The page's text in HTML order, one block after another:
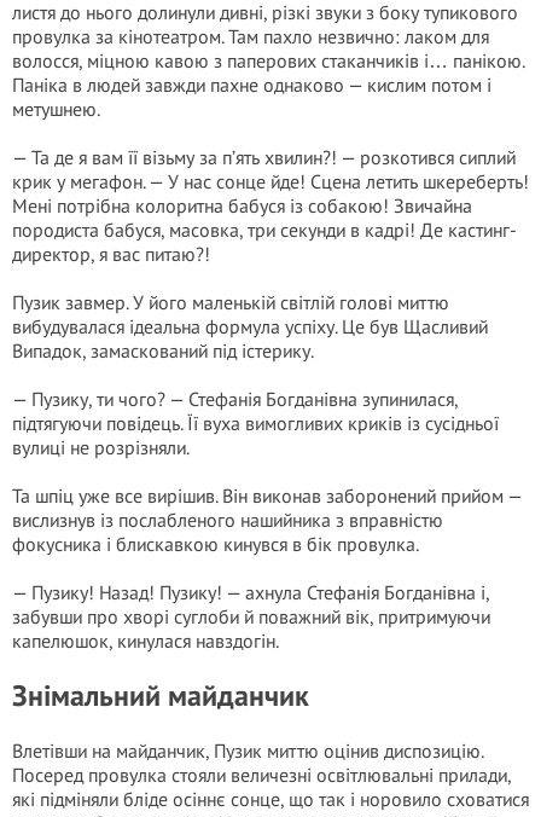
листя до нього долинули дивні, різкі звуки з боку тупикового
провулка за кінотеатром. Там пахло незвично: лаком для
волосся, міцною кавою з паперових стаканчиків і… панікою.
Паніка в людей завжди пахне однаково — кислим потом і
метушнею.
— Та де я вам її візьму за п’ять хвилин?! — розкотився сиплий
крик у мегафон. — У нас сонце йде! Сцена летить шкереберть!
Мені потрібна колоритна бабуся із собакою! Звичайна
породиста бабуся, масовка, три секунди в кадрі! Де кастинг-
директор, я вас питаю?!
Пузик завмер. У його маленькій світлій голові миттю
вибудувалася ідеальна формула успіху. Це був Щасливий
Випадок, замаскований під істерику.
— Пузику, ти чого? — Стефанія Богданівна зупинилася,
підтягуючи повідець. Її вуха вимогливих криків із сусідньої
вулиці не розрізняли.
Та шпіц уже все вирішив. Він виконав заборонений прийом —
вислизнув із послабленого нашийника з вправністю
фокусника і блискавкою кинувся в бік провулка.
— Пузику! Назад! Пузику! — ахнула Стефанія Богданівна і,
забувши про хворі суглоби й поважний вік, притримуючи
капелюшок, кинулася навздогін.
Знімальний майданчик
Влетівши на майданчик, Пузик миттю оцінив диспозицію.
Посеред провулка стояли величезні освітлювальні прилади,
які підміняли бліде осіннє сонце, що так і норовило сховатися